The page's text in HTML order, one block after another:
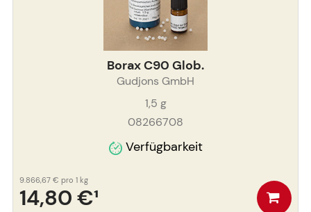
Borax C90 Glob.
Gudjons GmbH
1,5 g
08266708
Verfügbarkeit
14,80 €¹
9.866,67 € pro 1 kg